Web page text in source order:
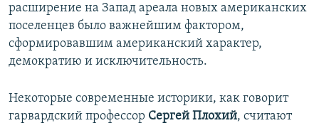
расширение на Запад ареала новых американских
поселенцев было важнейшим фактором,
сформировавшим американский характер,
демократию и исключительность.
Некоторые современные историки, как говорит
гарвардский профессор Сергей Плохий, считают